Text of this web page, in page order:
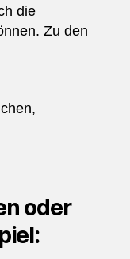
die
Zu den
oder